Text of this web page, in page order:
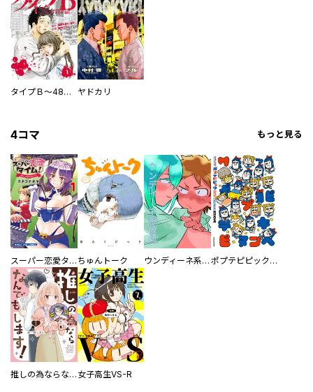
タイプＢ～48時間後、致死率100％～【単話】 ヤドカリ
4コマ もっと見る
スーパー恋愛タイム！～現場でドＳな彼女は自宅でデレる～ ちゅんトーク ウンディーネ系彼氏 ポプテピピック SEASON EIGHT
推しの為ならなんでもします！ 女子高生VS-R